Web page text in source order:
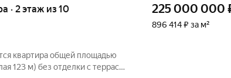
· 2 этаж из 10
квартира общей площадью
123 м) без отделки с террасой
225 000 000
896 414 ₽ за м²